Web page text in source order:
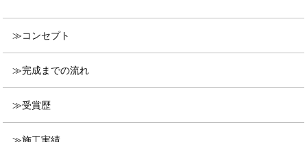
コンセプト
完成までの流れ
受賞歴
施工実績